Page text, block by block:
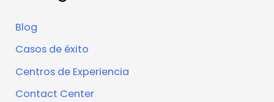
Blog
Casos de éxito
Centros de Experiencia
Contact Center